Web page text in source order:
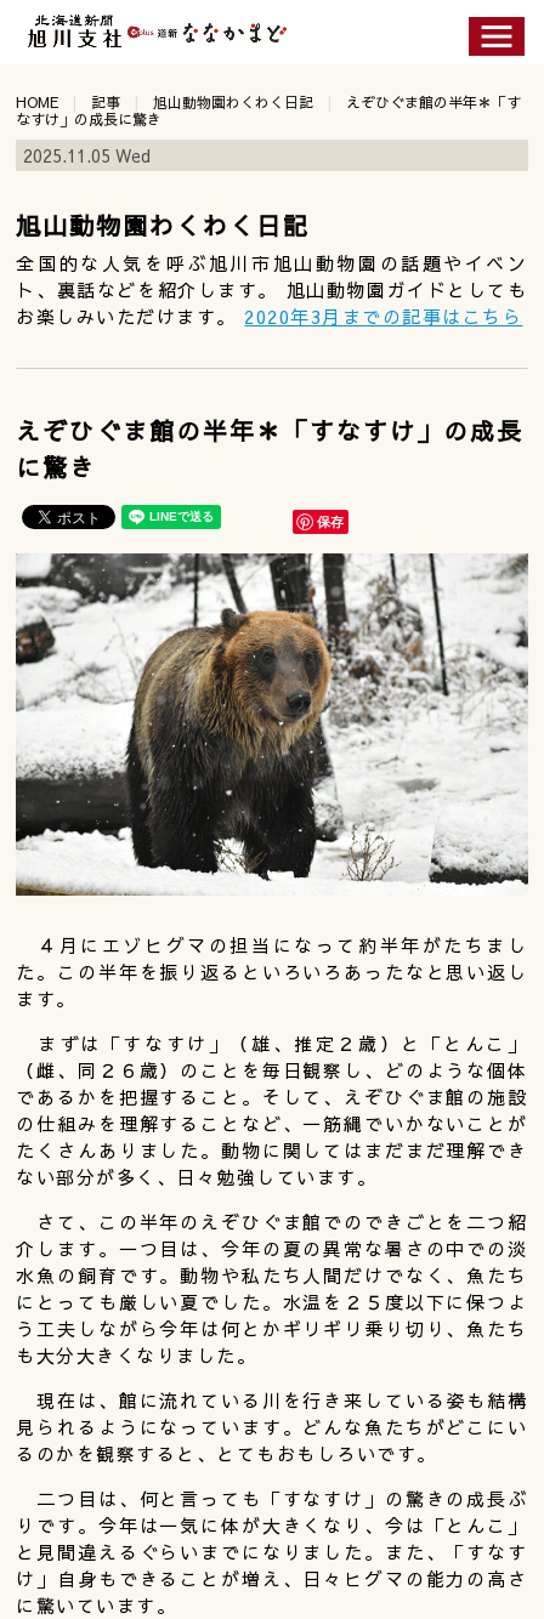
HOME 記事 旭山動物園わくわく日記
えぞひぐま館の半年＊「す
なすけ」の成長に驚き
2025.11.05 Wed
旭山動物園わくわく日記
全国的な人気を呼ぶ旭川市旭山動物園の話題やイベン
ト、裏話などを紹介します。 旭山動物園ガイドとしても
お楽しみいただけます。 2020年3月までの記事はこちら
えぞひぐま館の半年＊「すなすけ」の成長
に驚き
保存
４月にエゾヒグマの担当になって約半年がたちまし
た。この半年を振り返るといろいろあったなと思い返し
ます。
まずは「すなすけ」（雄、推定２歳）と「とんこ」
（雌、同２６歳）のことを毎日観察し、どのような個体
であるかを把握すること。そして、えぞひぐま館の施設
の仕組みを理解することなど、一筋縄でいかないことが
たくさんありました。動物に関してはまだまだ理解でき
ない部分が多く、日々勉強しています。
さて、この半年のえぞひぐま館でのできごとを二つ紹
介します。一つ目は、今年の夏の異常な暑さの中での淡
水魚の飼育です。動物や私たち人間だけでなく、魚たち
にとっても厳しい夏でした。水温を２５度以下に保つよ
う工夫しながら今年は何とかギリギリ乗り切り、魚たち
も大分大きくなりました。
現在は、館に流れている川を行き来している姿も結構
見られるようになっています。どんな魚たちがどこにい
るのかを観察すると、とてもおもしろいです。
二つ目は、何と言っても「すなすけ」の驚きの成長ぶ
りです。今年は一気に体が大きくなり、今は「とんこ」
と見間違えるぐらいまでになりました。また、「すなす
け」自身もできることが増え、日々ヒグマの能力の高さ
に驚いています。